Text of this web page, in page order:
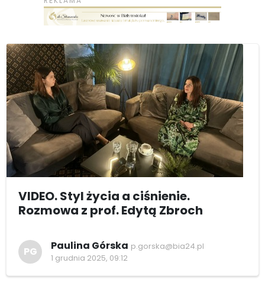
VIDEO. Styl życia a ciśnienie.
Rozmowa z prof. Edytą Zbroch
PG Paulina Górska p.gorska@bia24.pl
1 grudnia 2025, 09:12